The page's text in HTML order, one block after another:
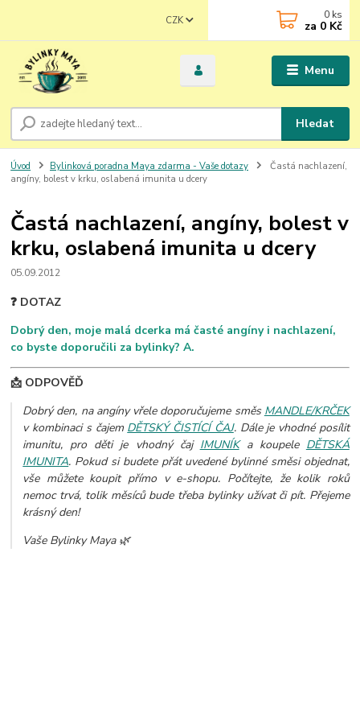
Menu
CZK
Hledat
0 ks
za 0 Kč
Úvod Bylinková poradna Maya zdarma - Vaše dotazy
Častá nachlazení,
angíny, bolest v krku, oslabená imunita u dcery
Častá nachlazení, angíny, bolest v
krku, oslabená imunita u dcery
05.09.2012
❓ DOTAZ
Dobrý den, moje malá dcerka má časté angíny i nachlazení,
co byste doporučili za bylinky? A.
📩 ODPOVĚĎ
Dobrý den, na angíny vřele doporučujeme směs MANDLE/KRČEK
v kombinaci s čajem DĚTSKÝ ČISTÍCÍ ČAJ. Dále je vhodné posílit
imunitu, pro děti je vhodný čaj IMUNÍKa koupele DĚTSKÁ
IMUNITA. Pokud si budete přát uvedené bylinné směsi objednat,
vše můžete koupit přímo v e-shopu. Počítejte, že kolik roků
nemoc trvá, tolik měsíců bude třeba bylinky užívat či pít. Přejeme
krásný den!
Vaše Bylinky Maya 🌿